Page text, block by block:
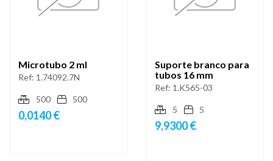
Microtubo 2 ml
Ref: 1.74092.7N
500 500
0,0140 €
Suporte branco para
tubos 16 mm
Ref: 1.K565-03
5 5
9,9300 €